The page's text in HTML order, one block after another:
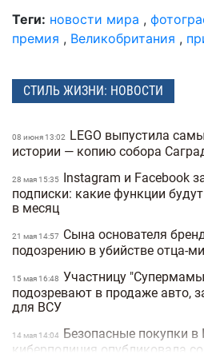
Теги: новости мира ,
премия , Великобритания ,
СТИЛЬ ЖИЗНИ: НОВОСТИ
08 июня 13:02
LEGO выпустила
истории — копию собора
28 мая 15:35
Instagram и Facebook
подписки: какие функции
в месяц
21 мая 14:57
Сына основателя
подозрению в убийстве отца-
15 мая 16:48 Участницу
подозревают в продаже авто,
для ВСУ
14 мая 14:04 Безопасные покупки в
киберполиция опубликовала